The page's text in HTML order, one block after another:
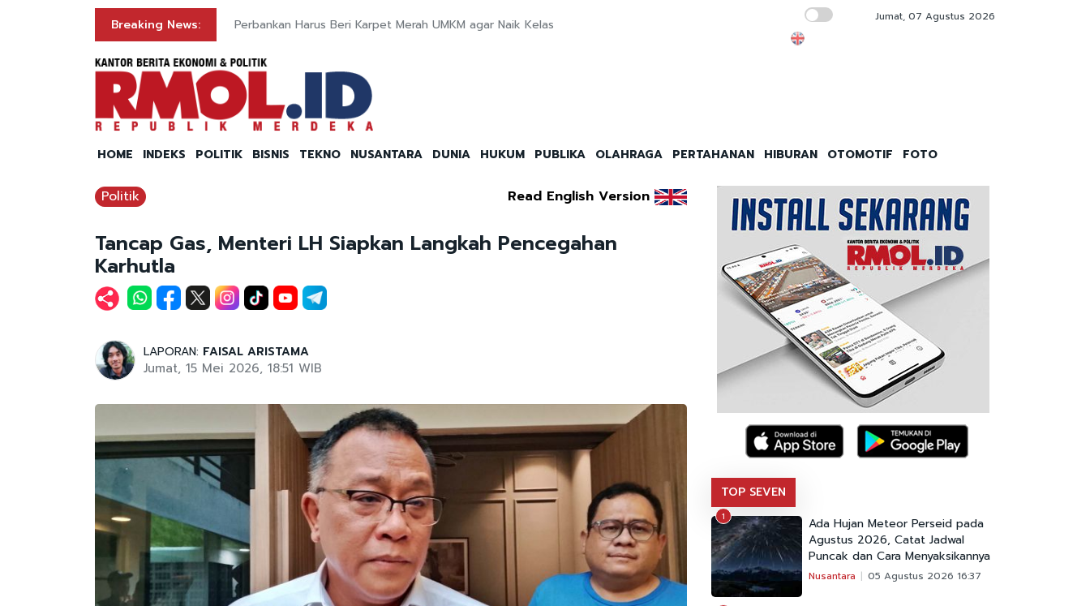
Breaking News: Perbankan Harus Beri Karpet Merah UMKM agar Naik Kelas ASABRI Pastikan Hak Ahli Waris Prajurit
Jumat, 07 Agustus 2026
HOME INDEKS POLITIK BISNIS TEKNO NUSANTARA DUNIA HUKUM PUBLIKA OLAHRAGA PERTAHANAN HIBURAN OTOMOTIF FOTO
Politik Read English Version
Tancap Gas, Menteri LH Siapkan Langkah Pencegahan
Karhutla
LAPORAN: FAISAL ARISTAMA
Jumat, 15 Mei 2026, 18:51 WIB
TOP SEVEN
1
Ada Hujan Meteor Perseid pada
Agustus 2026, Catat Jadwal
Puncak dan Cara Menyaksikannya
Nusantara 05 Agustus 2026 16:37